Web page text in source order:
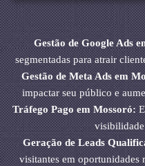
Gestão de Google Ads
segmentadas para atrair
Gestão de Meta Ads em
impactar seu público e
Tráfego Pago em Mossoró:
Geração de Leads
visitantes em oportunidades